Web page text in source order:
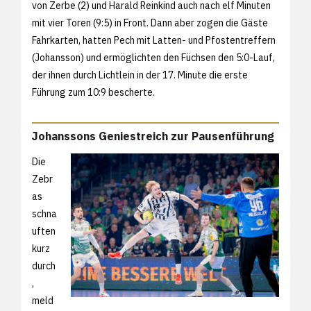
von Zerbe (2) und Harald Reinkind auch nach elf Minuten
mit vier Toren (9:5) in Front. Dann aber zogen die Gäste
Fahrkarten, hatten Pech mit Latten- und Pfostentreffern
(Johansson) und ermöglichten den Füchsen den 5:0-Lauf,
der ihnen durch Lichtlein in der 17. Minute die erste
Führung zum 10:9 bescherte.
Johanssons Geniestreich zur Pausenführung
Die
Zebr
as
schna
uften
kurz
durch
,
meld